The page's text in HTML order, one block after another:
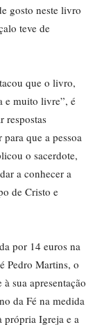
gosto neste livro
teve de
que o livro,
e muito livre”, é
respostas
que a pessoa
o sacerdote,
a conhecer a
de Cristo e
por 14 euros na
Pedro Martins, o
sua apresentação
da Fé na medida
própria Igreja e a